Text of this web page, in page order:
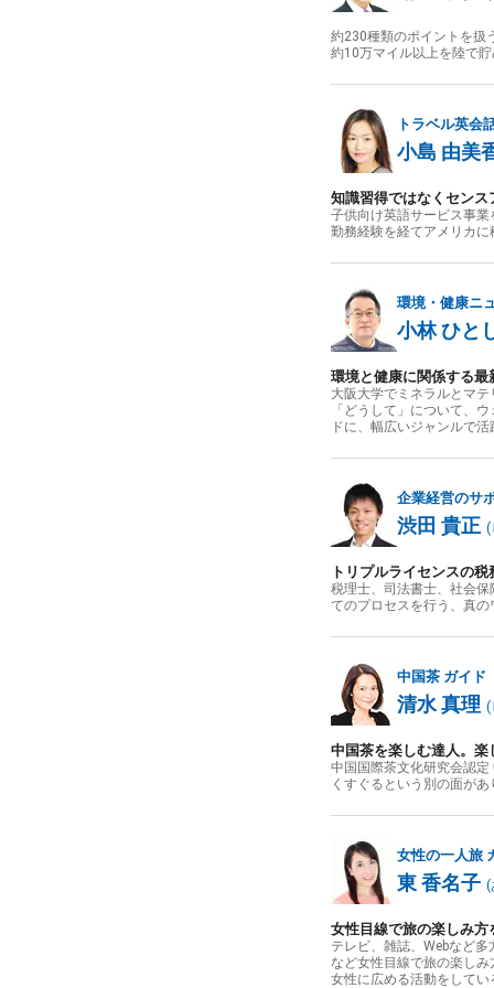
約230種類のポイントを扱
約10万マイル以上を陸で
トラベル英会
小島 由美
知識習得ではなくセン
子供向け英語サービス事
勤務経験を経てアメリカ
環境・健康ニ
小林 ひと
環境と健康に関係する
大阪大学でミネラルとマ
「どうして」について、
ドに、幅広いジャンルで活
企業経営のサ
渋田 貴正 (
トリプルライセンスの
税理士、司法書士、社会
てのプロセスを行う、真
中国茶 ガイド
清水 真理 (
中国茶を楽しむ達人。
中国国際茶文化研究会認
くすぐるという別の面が
女性の一人旅
東 香名子 (
女性目線で旅の楽しみ
テレビ、雑誌、Webなど
など女性目線で旅の楽し
女性に広める活動をしてい